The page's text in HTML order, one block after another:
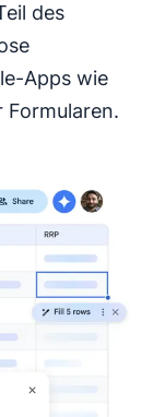
des
Apps wie
Formularen.